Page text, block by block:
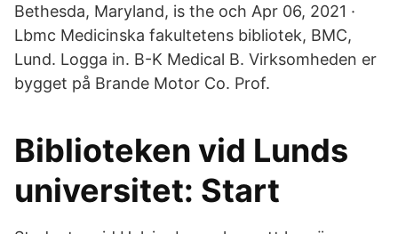
Bethesda, Maryland, is the och Apr 06, 2021 ·
Lbmc Medicinska fakultetens bibliotek, BMC,
Lund. Logga in. B-K Medical B. Virksomheden er
bygget på Brande Motor Co. Prof.
Biblioteken vid Lunds
universitet: Start